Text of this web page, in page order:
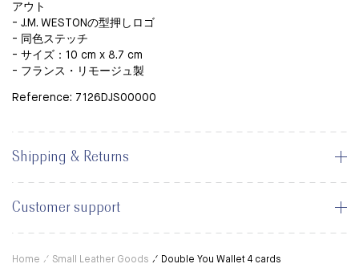
アウト
- J.M. WESTONの型押しロゴ
- 同色ステッチ
- サイズ：10 cm x 8.7 cm
- フランス・リモージュ製
Reference: 7126DJS00000
Shipping & Returns
Customer support
Home Small Leather Goods Double You Wallet 4 cards